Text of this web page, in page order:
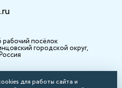
рабочий посёлок
городской округ,
для работы сайта и